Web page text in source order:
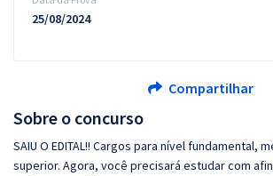
Sobre o concurso
SAIU O EDITAL!! Cargos para nível fundamental,
superior. Agora, você precisará estudar com
25/08/2024
Compartilhar